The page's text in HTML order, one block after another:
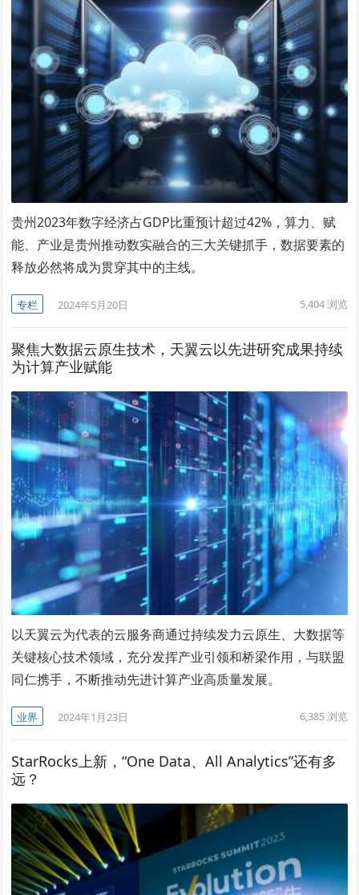
贵州2023年数字经济占GDP比重预计超过42%，算力、赋
能、产业是贵州推动数实融合的三大关键抓手，数据要素的
释放必然将成为贯穿其中的主线。
专栏 2024年5月20日 5,404浏览
聚焦大数据云原生技术，天翼云以先进研究成果持续
为计算产业赋能
以天翼云为代表的云服务商通过持续发力云原生、大数据等
关键核心技术领域，充分发挥产业引领和桥梁作用，与联盟
同仁携手，不断推动先进计算产业高质量发展。
业界 2024年1月23日 6,385浏览
StarRocks上新，“One Data、All Analytics”还有多
远？